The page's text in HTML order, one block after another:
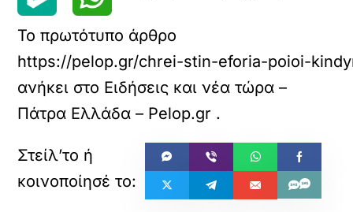
Το πρωτότυπο άρθρο
https://pelop.gr/chrei-stin-eforia-poioi-
ανήκει στο Ειδήσεις και νέα τώρα –
Πάτρα Ελλάδα – Pelop.gr .